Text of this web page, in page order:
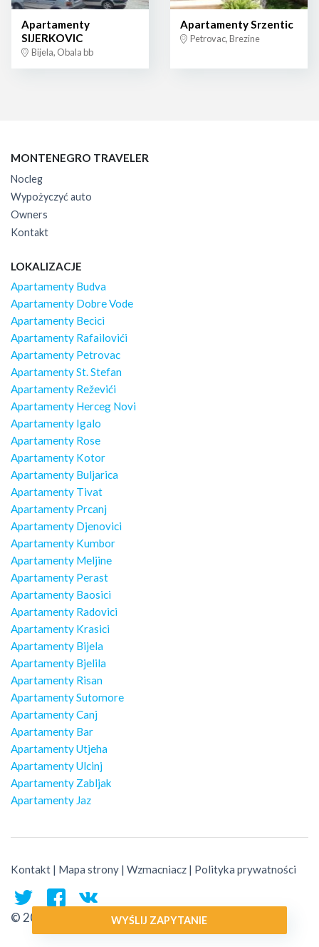
Apartamenty
SIJERKOVIC
Bijela, Obala bb
Apartamenty Srzentic
Petrovac, Brezine
WYŚLIJ ZAPYTANIE
MONTENEGRO TRAVELER
Nocleg
Wypożyczyć auto
Owners
Kontakt
LOKALIZACJE
Apartamenty Budva
Apartamenty Dobre Vode
Apartamenty Becici
Apartamenty Rafailovići
Apartamenty Petrovac
Apartamenty St. Stefan
Apartamenty Reževići
Apartamenty Herceg Novi
Apartamenty Igalo
Apartamenty Rose
Apartamenty Kotor
Apartamenty Buljarica
Apartamenty Tivat
Apartamenty Prcanj
Apartamenty Djenovici
Apartamenty Kumbor
Apartamenty Meljine
Apartamenty Perast
Apartamenty Baosici
Apartamenty Radovici
Apartamenty Krasici
Apartamenty Bijela
Apartamenty Bjelila
Apartamenty Risan
Apartamenty Sutomore
Apartamenty Canj
Apartamenty Bar
Apartamenty Utjeha
Apartamenty Ulcinj
Apartamenty Zabljak
Apartamenty Jaz
Kontakt | Mapa strony | Wzmacniacz | Polityka prywatności
© 2026 Montenegro Traveler